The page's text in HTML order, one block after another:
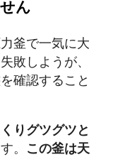
ん
釜で一気に大
敗しようが、
確認すること
りグツグツと
。
この釜は天